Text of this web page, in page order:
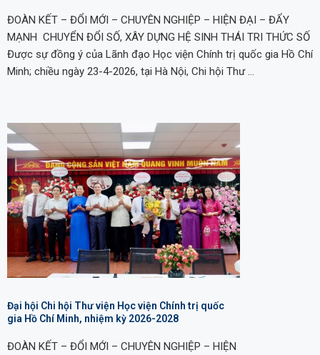
ĐOÀN KẾT – ĐỔI MỚI – CHUYÊN NGHIỆP – HIỆN ĐẠI – ĐẨY
MẠNH CHUYỂN ĐỔI SỐ, XÂY DỰNG HỆ SINH THÁI TRI THỨC SỐ
Được sự đồng ý của Lãnh đạo Học viện Chính trị quốc gia Hồ Chí
Minh; chiều ngày 23-4-2026, tại Hà Nội, Chi hội Thư …
Đại hội Chi hội Thư viện Học viện Chính trị quốc
gia Hồ Chí Minh, nhiệm kỳ 2026-2028
ĐOÀN KẾT – ĐỔI MỚI – CHUYÊN NGHIỆP – HIỆN